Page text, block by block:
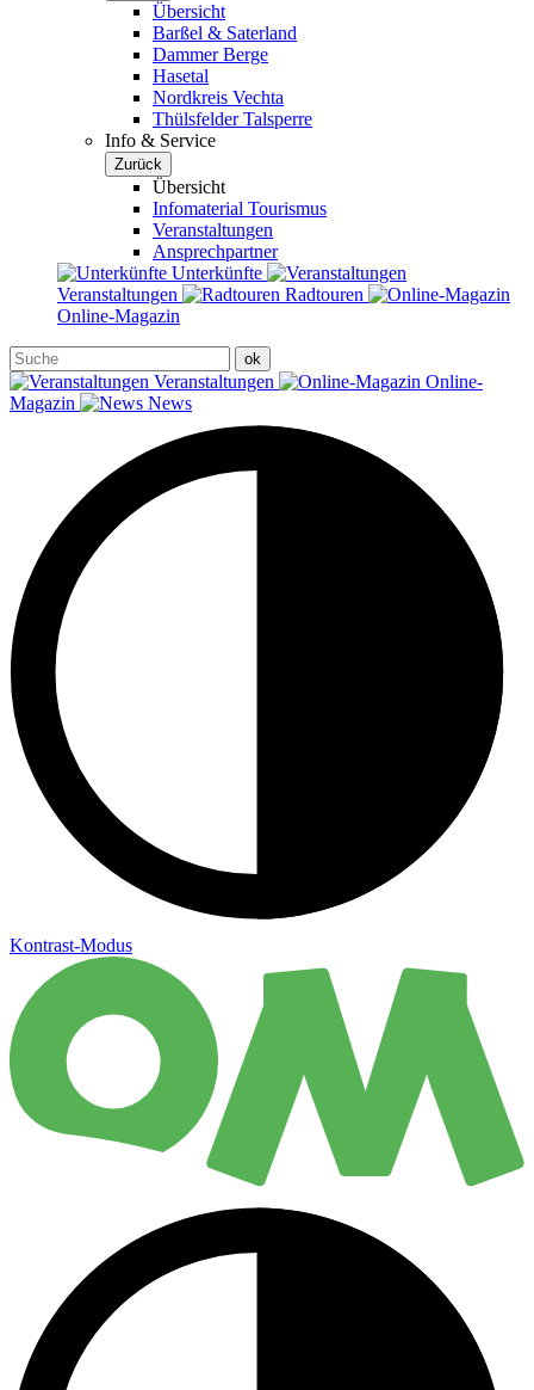
Übersicht
Barßel & Saterland
Dammer Berge
Hasetal
Nordkreis Vechta
Thülsfelder Talsperre
Info & Service
Zurück
Übersicht
Infomaterial Tourismus
Veranstaltungen
Ansprechpartner
Unterkünfte
Veranstaltungen
Radtouren
Online-Magazin
Veranstaltungen
Online-
Magazin
News
Kontrast-Modus